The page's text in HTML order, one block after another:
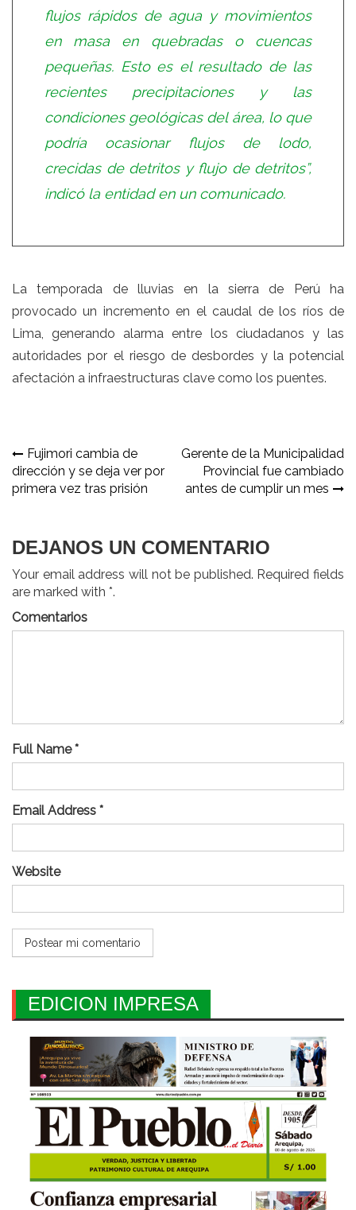
flujos rápidos de agua y movimientos
en masa en quebradas o cuencas
pequeñas. Esto es el resultado de las
recientes precipitaciones y las
condiciones geológicas del área, lo que
podría ocasionar flujos de lodo,
crecidas de detritos y flujo de detritos”,
indicó la entidad en un comunicado.
La temporada de lluvias en la sierra de Perú ha
provocado un incremento en el caudal de los ríos de
Lima, generando alarma entre los ciudadanos y las
autoridades por el riesgo de desbordes y la potencial
afectación a infraestructuras clave como los puentes.
Navegación
de
Fujimori cambia de
dirección y se deja ver por
primera vez tras prisión
Gerente de la Municipalidad
Provincial fue cambiado
antes de cumplir un mes
DEJANOS UN COMENTARIO
Your email address will not be published. Required fields
are marked with *.
Comentarios
Full Name *
Email Address *
Website
EDICION IMPRESA